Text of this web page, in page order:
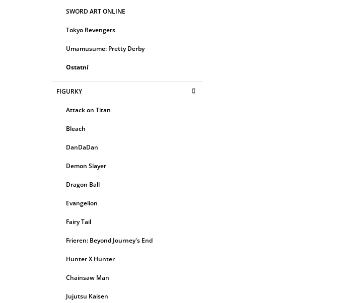
SWORD ART ONLINE
Tokyo Revengers
Umamusume: Pretty Derby
Ostatní
FIGURKY
Attack on Titan
Bleach
DanDaDan
Demon Slayer
Dragon Ball
Evangelion
Fairy Tail
Frieren: Beyond Journey's End
Hunter X Hunter
Chainsaw Man
Jujutsu Kaisen